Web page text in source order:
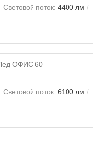
Световой поток: 4400 лм
Световой поток: 6100 лм